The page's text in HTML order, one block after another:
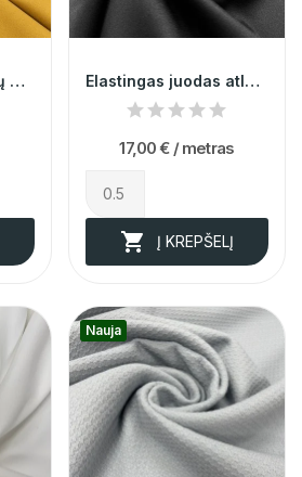
Elastingas garstyčių atlasas su viskozė 014727 Elastingas juodas atlasas su viskozė 012535
17,00 € / metras
 Į KREPŠELĮ
Nauja